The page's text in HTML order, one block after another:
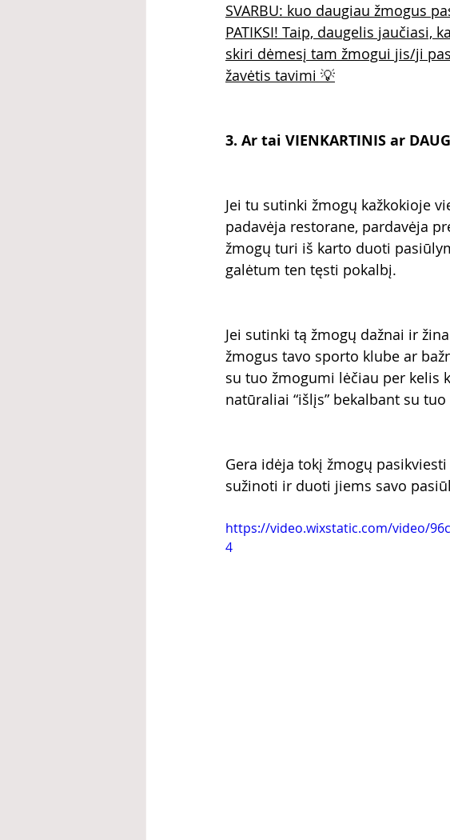
SVARBU: kuo daugiau žmogus
PATIKSI! Taip, daugelis jaučiasi,
skiri dėmesį tam žmogui jis/ji
žavėtis tavimi 💡
3. Ar tai VIENKARTINIS ar
Jei tu sutinki žmogų kažkokioje
padavėja restorane, pardavėja
žmogų turi iš karto duoti
galėtum ten tęsti pokalbį.
Jei sutinki tą žmogų dažnai ir
žmogus tavo sporto klube ar
su tuo žmogumi lėčiau per kelis
natūraliai “išlįs” bekalbant su
Gera idėja tokį žmogų
sužinoti ir duoti jiems savo
https://video.wixstatic.com/video/
4